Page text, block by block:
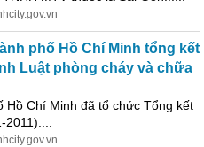
phố Hồ Chí Minh tổng kết
Luật phòng cháy và chữa
Hồ Chí Minh đã tổ chức Tổng kết